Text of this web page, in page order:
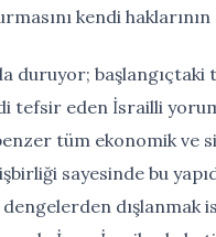
kendi
duruyor;
tefsir eden İsrailli
tüm ekonomik ve
sayesinde bu
dışlanmak